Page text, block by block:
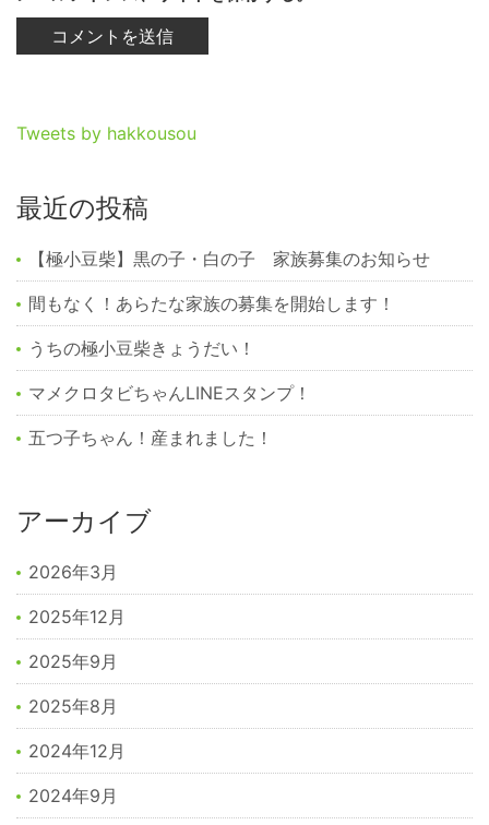
Tweets by hakkousou
最近の投稿
【極小豆柴】黒の子・白の子 家族募集のお知らせ
間もなく！あらたな家族の募集を開始します！
うちの極小豆柴きょうだい！
マメクロタビちゃんLINEスタンプ！
五つ子ちゃん！産まれました！
アーカイブ
2026年3月
2025年12月
2025年9月
2025年8月
2024年12月
2024年9月